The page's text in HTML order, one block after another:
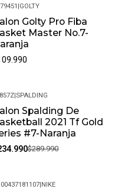
|GOLTY
Golty Pro Fiba
Master No.7-
-19%
|SPALDING
Spalding De
2021 Tf Gold
#7-Naranja
$289.990
|NIKE